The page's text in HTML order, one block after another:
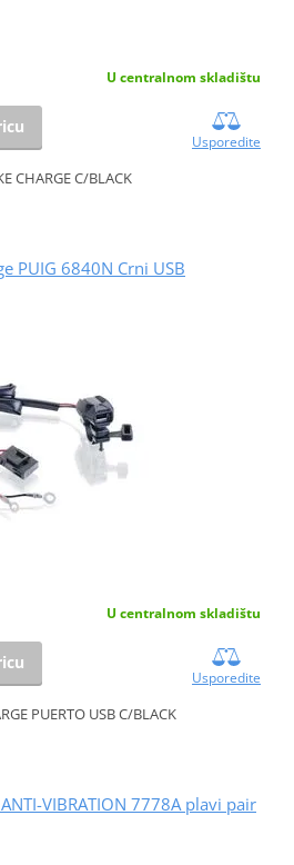
U centralnom skladištu
Usporedite
CHARGE C/BLACK
PUIG 6840N Crni USB
U centralnom skladištu
Usporedite
PUERTO USB C/BLACK
VIBRATION 7778A plavi pair